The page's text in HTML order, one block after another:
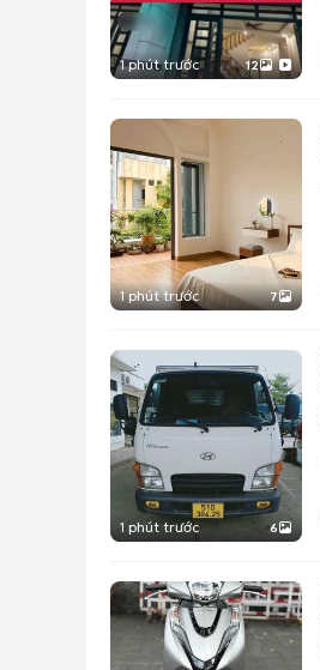
1 phút trước 12
1 phút trước 7
1 phút trước 6